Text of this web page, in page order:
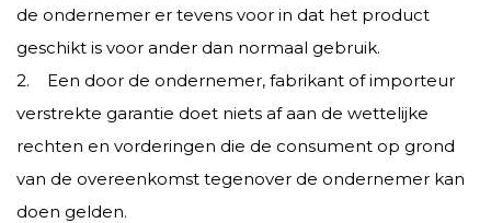
de ondernemer er tevens voor in dat het product
geschikt is voor ander dan normaal gebruik.
2. Een door de ondernemer, fabrikant of importeur
verstrekte garantie doet niets af aan de wettelijke
rechten en vorderingen die de consument op grond
van de overeenkomst tegenover de ondernemer kan
doen gelden.